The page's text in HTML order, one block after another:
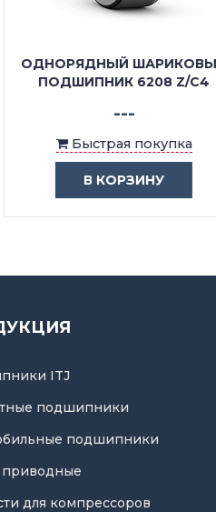
ШАРИКОВЫЙ
6208 Z/C4
Быстрая покупка
В КОРЗИНУ
ITJ
подшипники
подшипники
для компрессоров